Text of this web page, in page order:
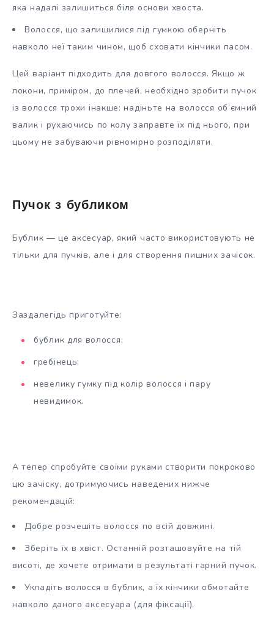
яка надалі залишиться біля основи хвоста.
Волосся, що залишилися під гумкою оберніть
навколо неї таким чином, щоб сховати кінчики пасом.
Цей варіант підходить для довгого волосся. Якщо ж
локони, приміром, до плечей, необхідно зробити пучок
із волосся трохи інакше: надіньте на волосся об’ємний
валик і рухаючись по колу заправте їх під нього, при
цьому не забуваючи рівномірно розподіляти.
Пучок з бубликом
Бублик — це аксесуар, який часто використовують не
тільки для пучків, але і для створення пишних зачісок.
Заздалегідь приготуйте:
бублик для волосся;
гребінець;
невелику гумку під колір волосся і пару
невидимок.
А тепер спробуйте своїми руками створити покроково
цю зачіску, дотримуючись наведених нижче
рекомендацій:
Добре розчешіть волосся по всій довжині.
Зберіть їх в хвіст. Останній розташовуйте на тій
висоті, де хочете отримати в результаті гарний пучок.
Укладіть волосся в бублик, а їх кінчики обмотайте
навколо даного аксесуара (для фіксації).